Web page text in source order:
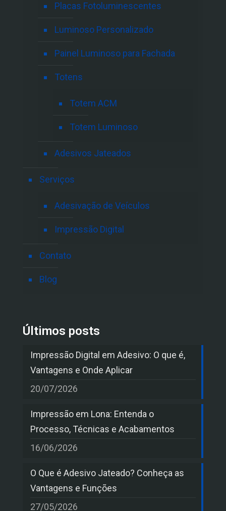
Placas Fotoluminescentes
Luminoso Personalizado
Painel Luminoso para Fachada
Totens
Totem ACM
Totem Luminoso
Adesivos Jateados
Serviços
Adesivação de Veículos
Impressão Digital
Contato
Blog
Últimos posts
Impressão Digital em Adesivo: O que é,
Vantagens e Onde Aplicar
20/07/2026
Impressão em Lona: Entenda o
Processo, Técnicas e Acabamentos
16/06/2026
O Que é Adesivo Jateado? Conheça as
Vantagens e Funções
27/05/2026